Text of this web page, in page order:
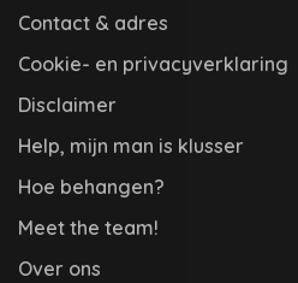
Contact & adres
Cookie- en privacyverklaring
Disclaimer
Help, mijn man is klusser
Hoe behangen?
Meet the team!
Over ons